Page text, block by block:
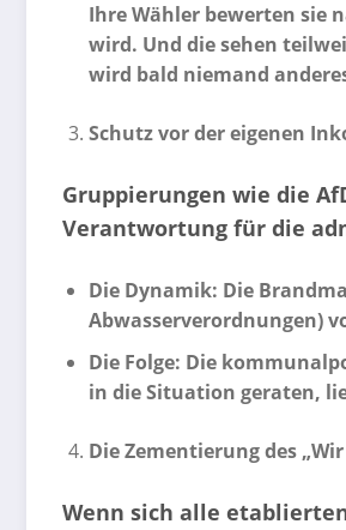
Ihre Wähler bewerten sie
wird. Und die sehen
wird bald niemand
Schutz vor der eigenen
Gruppierungen wie die
Verantwortung für die
Die Dynamik: Die
Abwasserverordnungen)
Die Folge: Die
in die Situation geraten,
Die Zementierung des
Wenn sich alle